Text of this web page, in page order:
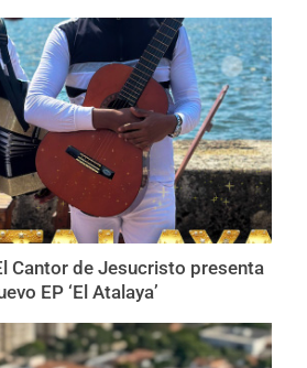
Cantor de Jesucristo presenta
EP ‘El Atalaya’